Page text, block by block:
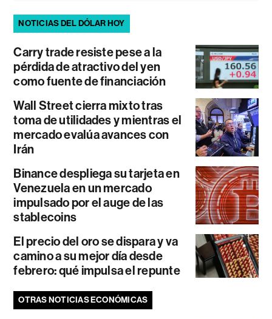
NOTICIAS DEL DÓLAR HOY
Carry trade resiste pese a la
pérdida de atractivo del yen
como fuente de financiación
Wall Street cierra mixto tras
toma de utilidades y mientras el
mercado evalúa avances con
Irán
Binance despliega su tarjeta en
Venezuela en un mercado
impulsado por el auge de las
stablecoins
El precio del oro se dispara y va
camino a su mejor día desde
febrero: qué impulsa el repunte
OTRAS NOTICIAS ECONÓMICAS